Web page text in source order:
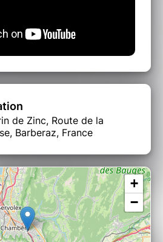
de Zinc, Route de la
Barberaz, France
+
−